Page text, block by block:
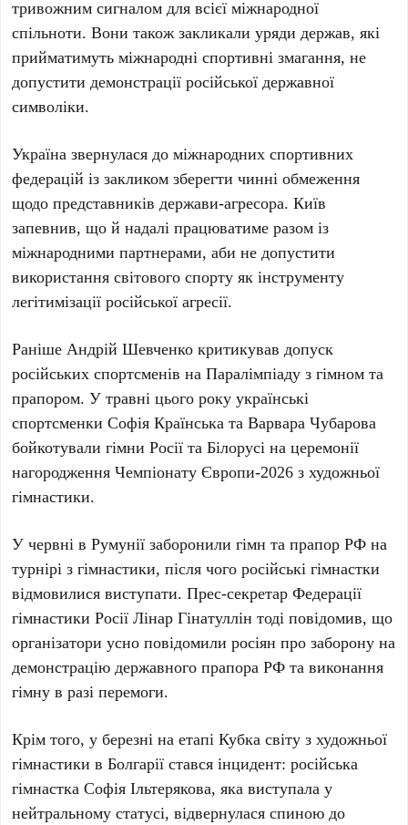
тривожним сигналом для всієї міжнародної
спільноти. Вони також закликали уряди держав, які
прийматимуть міжнародні спортивні змагання, не
допустити демонстрації російської державної
символіки.
Україна звернулася до міжнародних спортивних
федерацій із закликом зберегти чинні обмеження
щодо представників держави-агресора. Київ
запевнив, що й надалі працюватиме разом із
міжнародними партнерами, аби не допустити
використання світового спорту як інструменту
легітимізації російської агресії.
РанішеАндрій Шевченко критикував допуск
російських спортсменів наПаралімпіаду з гімном та
прапором. Утравні цього року українські
спортсменкиСофія Країнська таВарвара Чубарова
бойкотували гімниРосії таБілорусі на церемонії
нагородженняЧемпіонату Європи-2026 з художньої
гімнастики.
Учервні вРумунії заборонили гімн та прапорРФ на
турнірі з гімнастики, після чого російські гімнастки
відмовилися виступати. Прес-секретарФедерації
гімнастики Росії Лінар Гінатуллін тоді повідомив, що
організатори усно повідомили росіян про заборону на
демонстрацію державного прапораРФ та виконання
гімну в разі перемоги.
Крім того, уберезні на етапіКубка світу з художньої
гімнастики вБолгарії стався інцидент: російська
гімнасткаСофія Ільтерякова, яка виступала у
нейтральному статусі, відвернулася спиною до